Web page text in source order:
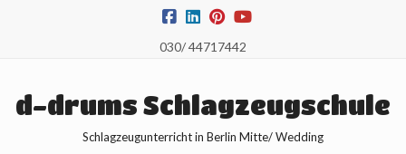
030/ 44717442
d-drums Schlagzeugschule
Schlagzeugunterricht in Berlin Mitte/ Wedding